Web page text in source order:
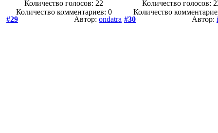
Количество голосов: 22
Количество комментариев: 0
Количество голосов:
Количество
#29
Автор: ondatra #30 Автор: